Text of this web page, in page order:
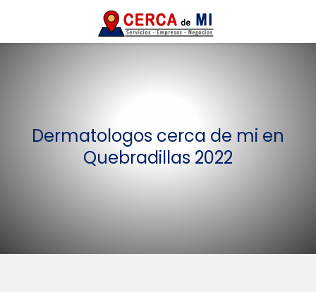
Dermatologos cerca de mi en
Quebradillas 2022